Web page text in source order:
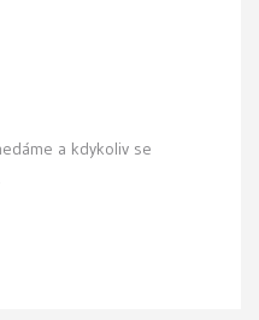
a kdykoliv se